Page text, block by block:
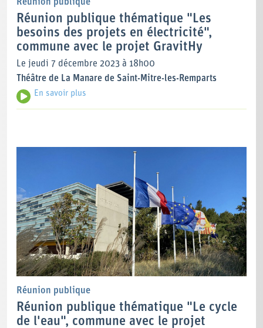
Réunion publique
Réunion publique thématique "Les
besoins des projets en électricité",
commune avec le projet GravitHy
Le jeudi 7 décembre 2023 à 18h00
Théâtre de La Manare de Saint-Mitre-les-Remparts
En savoir plus
Réunion publique
Réunion publique thématique "Le cycle
de l'eau", commune avec le projet